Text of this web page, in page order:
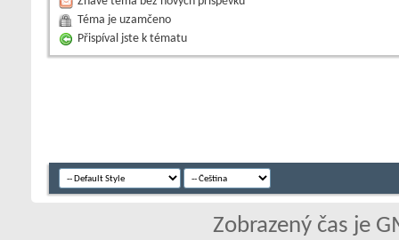
Téma je uzamčeno
Přispíval jste k tématu
Zobrazený čas je